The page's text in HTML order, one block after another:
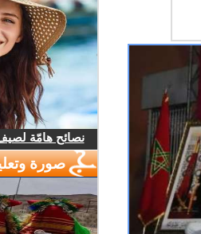
نصائح هامّة
صورة